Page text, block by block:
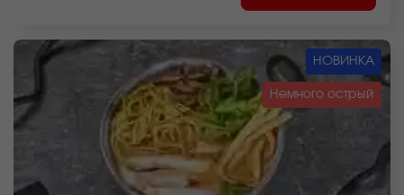
вид блюда может отличаться от фото на сайте.
НОВИНКА
Немного острый